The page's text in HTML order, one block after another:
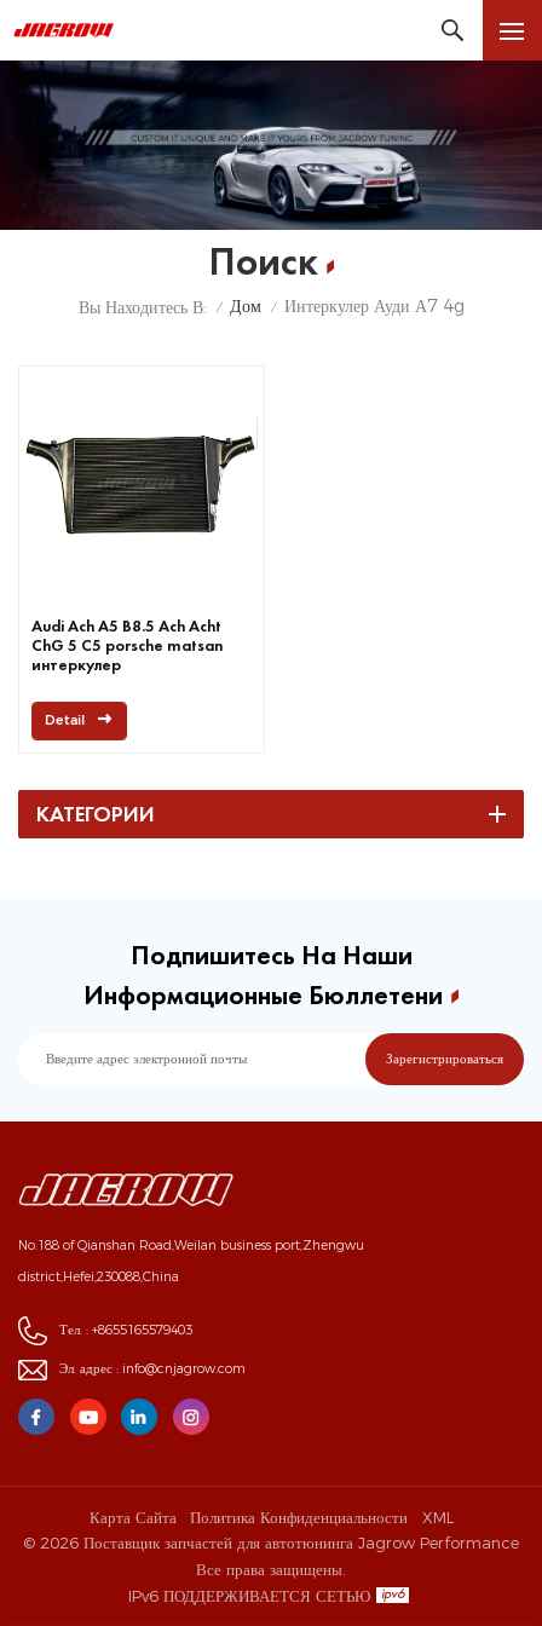
Поиск
Вы Находитесь В: / Дом / Интеркулер Ауди А7 4g
Audi Ach A5 B8.5 Ach Acht
ChG 5 C5 porsche matsan
интеркулер
Detail
КАТЕГОРИИ
Подпишитесь На Наши
Информационные Бюллетени
No.188 of Qianshan Road,Weilan business port,Zhengwu
district,Hefei,230088,China
Тел. : +8655165579403
Эл. адрес : info@cnjagrow.com
Карта Сайта Политика Конфиденциальности
XML
© 2026 Поставщик запчастей для автотюнинга Jagrow Performance
Все права защищены.
IPv6 ПОДДЕРЖИВАЕТСЯ СЕТЬЮ